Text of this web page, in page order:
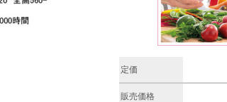
定価
販売価格